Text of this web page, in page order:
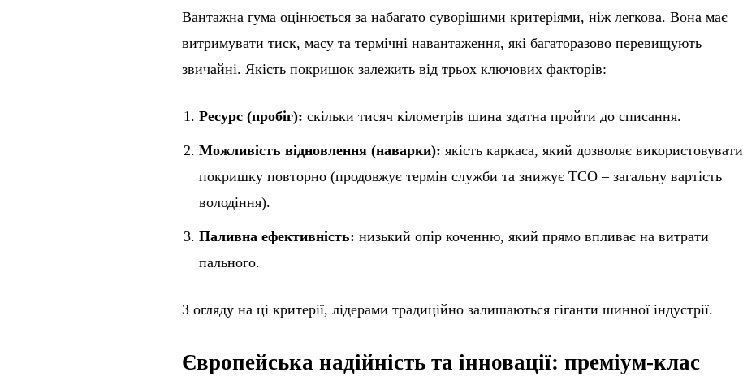
Вантажна гума оцінюється за набагато суворішими критеріями, ніж легкова. Вона має
витримувати тиск, масу та термічні навантаження, які багаторазово перевищують
звичайні. Якість покришок залежить від трьох ключових факторів:
Ресурс (пробіг): скільки тисяч кілометрів шина здатна пройти до списання.
Можливість відновлення (наварки): якість каркаса, який дозволяє використовувати
покришку повторно (продовжує термін служби та знижує TCO – загальну вартість
володіння).
Паливна ефективність: низький опір коченню, який прямо впливає на витрати
пального.
З огляду на ці критерії, лідерами традиційно залишаються гіганти шинної індустрії.
Європейська надійність та інновації: преміум-клас